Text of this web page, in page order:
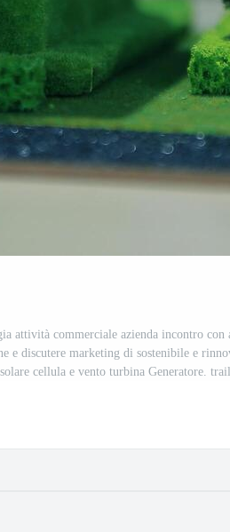
attività commerciale azienda incontro
e discutere marketing di sostenibile e
cellula e vento turbina Generatore.